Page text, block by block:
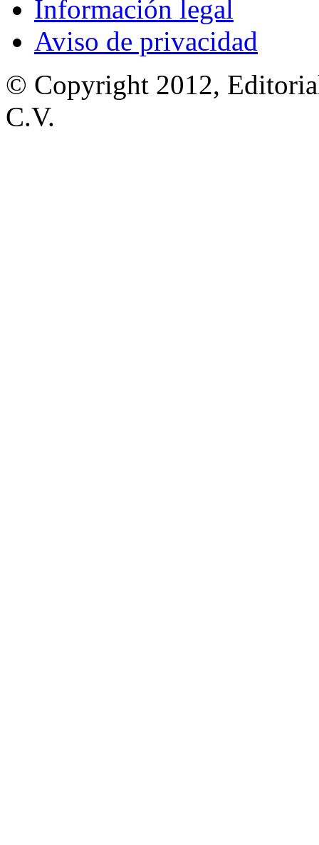
Información legal
Aviso de privacidad
© Copyright 2012,
C.V.